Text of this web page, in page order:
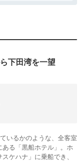
下田湾を一望
いるかのような、全客室
る「黒船ホテル」。ホ
ケハナ」に乗船でき、